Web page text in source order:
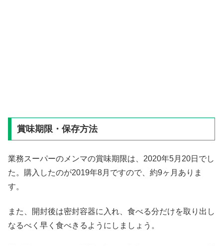
賞味期限・保存方法
業務スーパーのメンマの賞味期限は、2020年5月20日でし
た。購入したのが2019年8月ですので、約9ヶ月ありま
す。
また、開封後は密封容器に入れ、食べる分だけを取り出し
なるべく早く食べきるようにしましょう。